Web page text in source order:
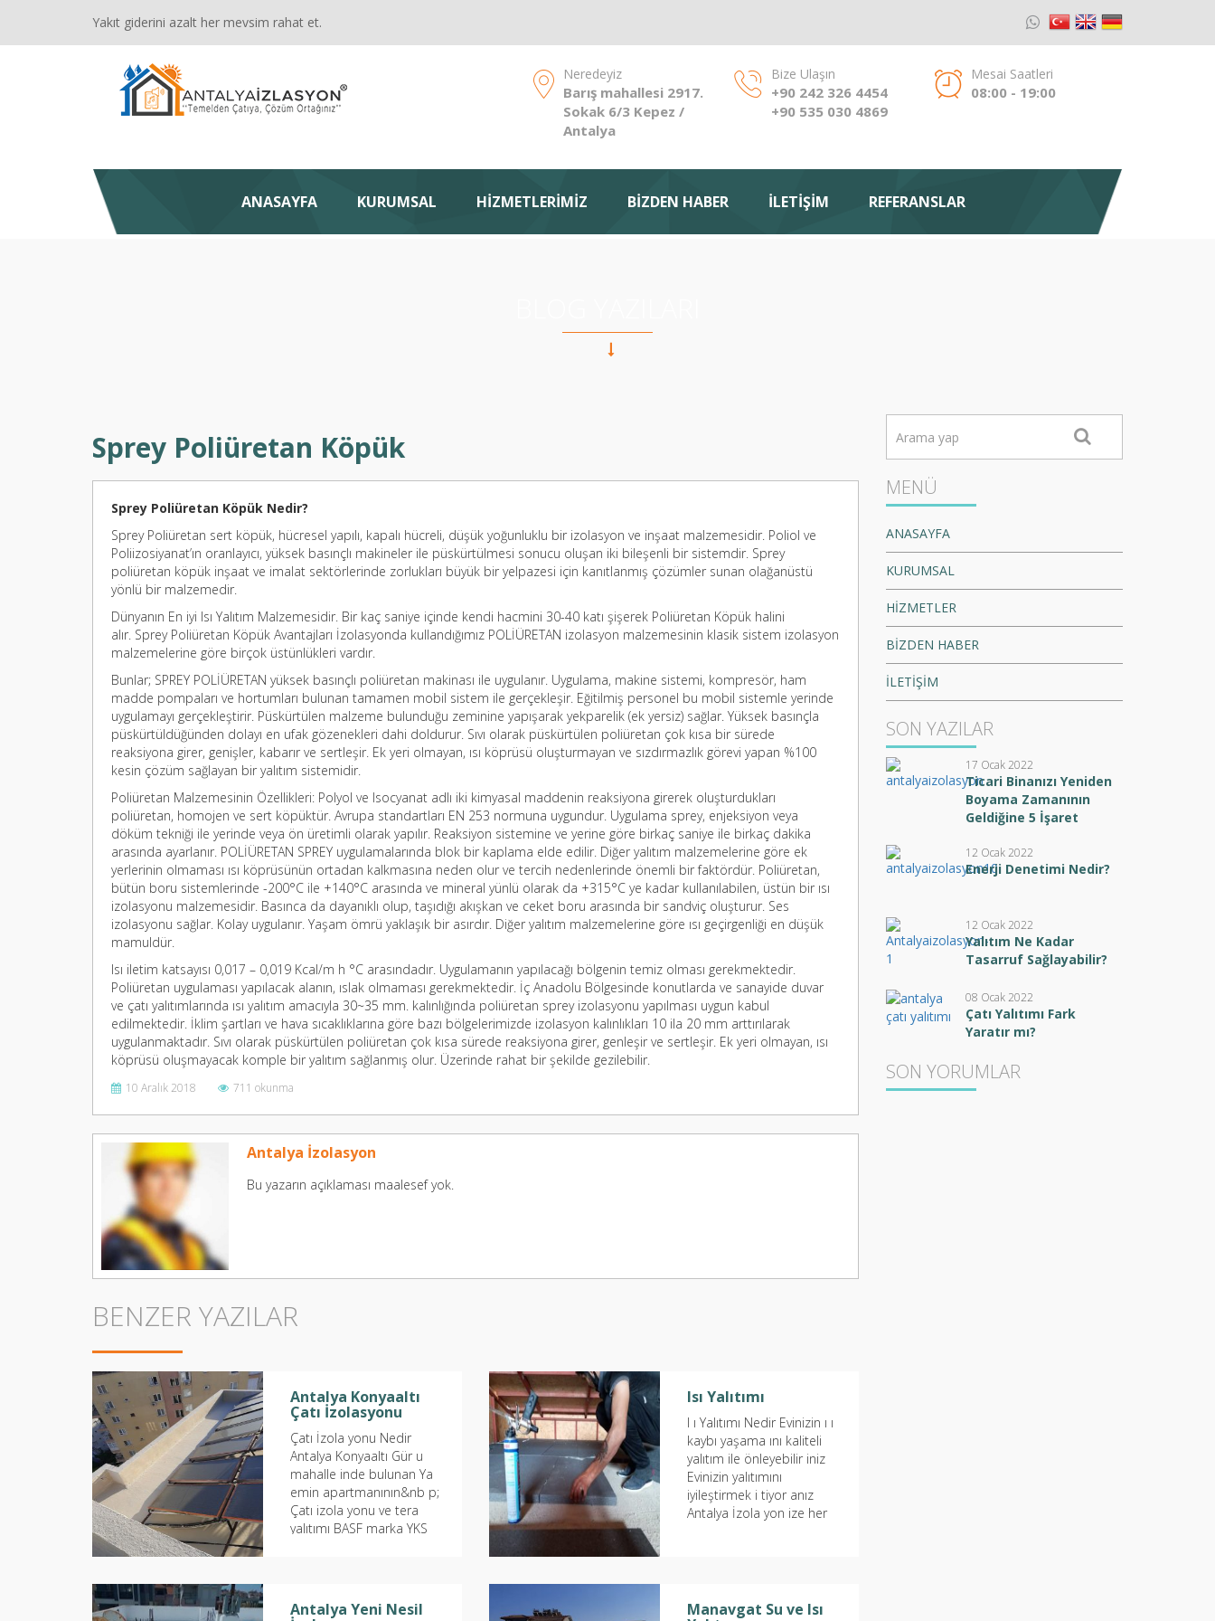
Yakıt giderini azalt her mevsim rahat et.
Neredeyiz
Barış mahallesi 2917.
Sokak 6/3 Kepez /
Antalya
Bize Ulaşın
+90 242 326 4454
+90 535 030 4869
Mesai Saatleri
08:00 - 19:00
ANASAYFA KURUMSAL HİZMETLERİMİZ BİZDEN HABER İLETİŞİM REFERANSLAR
Sprey Poliüretan Köpük
Sprey Poliüretan Köpük Nedir?
Sprey Poliüretan sert köpük, hücresel yapılı, kapalı hücreli, düşük yoğunluklu bir izolasyon ve inşaat malzemesidir. Poliol ve
Poliizosiyanat’ın oranlayıcı, yüksek basınçlı makineler ile püskürtülmesi sonucu oluşan iki bileşenli bir sistemdir. Sprey
poliüretan köpük inşaat ve imalat sektörlerinde zorlukları büyük bir yelpazesi için kanıtlanmış çözümler sunan olağanüstü
yönlü bir malzemedir.
Dünyanın En iyi Isı Yalıtım Malzemesidir. Bir kaç saniye içinde kendi hacmini 30-40 katı şişerek Poliüretan Köpük halini
alır. Sprey Poliüretan Köpük Avantajları İzolasyonda kullandığımız POLİÜRETAN izolasyon malzemesinin klasik sistem izolasyon
malzemelerine göre birçok üstünlükleri vardır.
Bunlar; SPREY POLİÜRETAN yüksek basınçlı poliüretan makinası ile uygulanır. Uygulama, makine sistemi, kompresör, ham
madde pompaları ve hortumları bulunan tamamen mobil sistem ile gerçekleşir. Eğitilmiş personel bu mobil sistemle yerinde
uygulamayı gerçekleştirir. Püskürtülen malzeme bulunduğu zeminine yapışarak yekparelik (ek yersiz) sağlar. Yüksek basınçla
püskürtüldüğünden dolayı en ufak gözenekleri dahi doldurur. Sıvı olarak püskürtülen poliüretan çok kısa bir sürede
reaksiyona girer, genişler, kabarır ve sertleşir. Ek yeri olmayan, ısı köprüsü oluşturmayan ve sızdırmazlık görevi yapan %100
kesin çözüm sağlayan bir yalıtım sistemidir.
Poliüretan Malzemesinin Özellikleri: Polyol ve Isocyanat adlı iki kimyasal maddenin reaksiyona girerek oluşturdukları
poliüretan, homojen ve sert köpüktür. Avrupa standartları EN 253 normuna uygundur. Uygulama sprey, enjeksiyon veya
döküm tekniği ile yerinde veya ön üretimli olarak yapılır. Reaksiyon sistemine ve yerine göre birkaç saniye ile birkaç dakika
arasında ayarlanır. POLİÜRETAN SPREY uygulamalarında blok bir kaplama elde edilir. Diğer yalıtım malzemelerine göre ek
yerlerinin olmaması ısı köprüsünün ortadan kalkmasına neden olur ve tercih nedenlerinde önemli bir faktördür. Poliüretan,
bütün boru sistemlerinde -200°C ile +140°C arasında ve mineral yünlü olarak da +315°C ye kadar kullanılabilen, üstün bir ısı
izolasyonu malzemesidir. Basınca da dayanıklı olup, taşıdığı akışkan ve ceket boru arasında bir sandviç oluşturur. Ses
izolasyonu sağlar. Kolay uygulanır. Yaşam ömrü yaklaşık bir asırdır. Diğer yalıtım malzemelerine göre ısı geçirgenliği en düşük
mamuldür.
Isı iletim katsayısı 0,017 – 0,019 Kcal/m h °C arasındadır. Uygulamanın yapılacağı bölgenin temiz olması gerekmektedir.
Poliüretan uygulaması yapılacak alanın, ıslak olmaması gerekmektedir. İç Anadolu Bölgesinde konutlarda ve sanayide duvar
ve çatı yalıtımlarında ısı yalıtım amacıyla 30~35 mm. kalınlığında poliüretan sprey izolasyonu yapılması uygun kabul
edilmektedir. İklim şartları ve hava sıcaklıklarına göre bazı bölgelerimizde izolasyon kalınlıkları 10 ila 20 mm arttırılarak
uygulanmaktadır. Sıvı olarak püskürtülen poliüretan çok kısa sürede reaksiyona girer, genleşir ve sertleşir. Ek yeri olmayan, ısı
köprüsü oluşmayacak komple bir yalıtım sağlanmış olur. Üzerinde rahat bir şekilde gezilebilir.
10 Aralık 2018 711 okunma
Antalya İzolasyon
Bu yazarın açıklaması maalesef yok.
BENZER YAZILAR
Antalya Konyaaltı
Çatı İzolasyonu
Çatı İzola yonu Nedir
Antalya Konyaaltı Gür u
mahalle inde bulunan Ya
emin apartmanının&nb p;
Çatı izola yonu ve tera
yalıtımı BASF marka YKS
Isı Yalıtımı
I ı Yalıtımı Nedir Evinizin ı ı
kaybı yaşama ını kaliteli
yalıtım ile önleyebilir iniz
Evinizin yalıtımını
iyileştirmek i tiyor anız
Antalya İzola yon ize her
Antalya Yeni Nesil Manavgat Su ve Isı
MENÜ
ANASAYFA
KURUMSAL
HİZMETLER
BİZDEN HABER
İLETİŞİM
SON YAZILAR
17 Ocak 2022
Ticari Binanızı Yeniden
Boyama Zamanının
Geldiğine 5 İşaret
12 Ocak 2022
Enerji Denetimi Nedir?
12 Ocak 2022
Yalıtım Ne Kadar
Tasarruf Sağlayabilir?
08 Ocak 2022
Çatı Yalıtımı Fark
Yaratır mı?
SON YORUMLAR